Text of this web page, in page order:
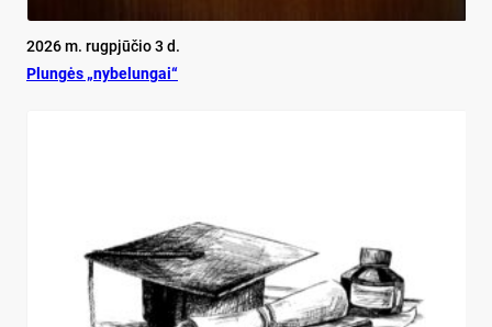
2026 m. rugpjūčio 3 d.
Plun­gės „ny­be­lun­gai“